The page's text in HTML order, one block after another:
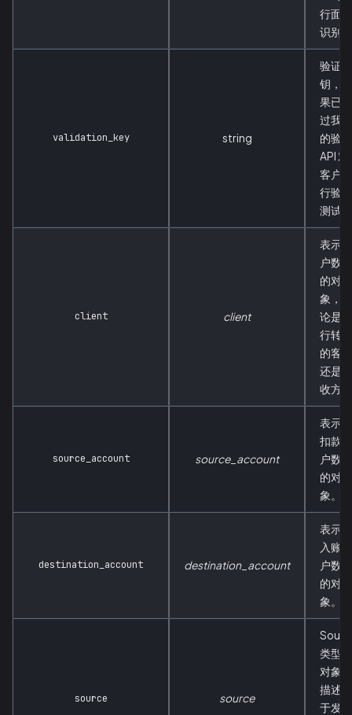
行面部
识别。
validation_key string
验证密
钥，如
果已通
过我们
的验证
API 对
客户进
行验证
测试。
client client
表示客
户数据
的对
象，无
论是执
行转账
的客户
还是接
收方。
source_account source_account
表示被
扣款账
户数据
的对
象。
destination_account destination_account
表示被
入账账
户数据
的对
象。
source source
类型的
对象，
描述用
于发送